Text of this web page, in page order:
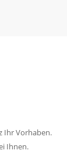
Ihr Vorhaben.
Ihnen.